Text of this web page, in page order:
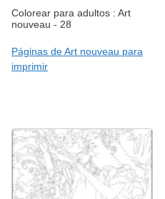
Colorear para adultos : Art
nouveau - 28
Páginas de Art nouveau para
imprimir